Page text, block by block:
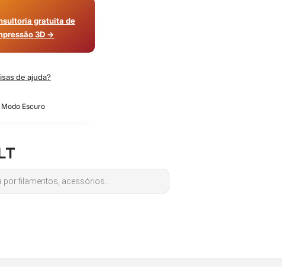
gratuita de
3D →
de ajuda?
Escuro